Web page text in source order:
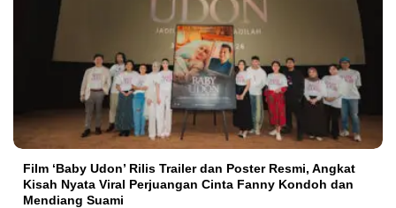
Film ‘Baby Udon’ Rilis Trailer dan Poster Resmi, Angkat
Kisah Nyata Viral Perjuangan Cinta Fanny Kondoh dan
Mendiang Suami